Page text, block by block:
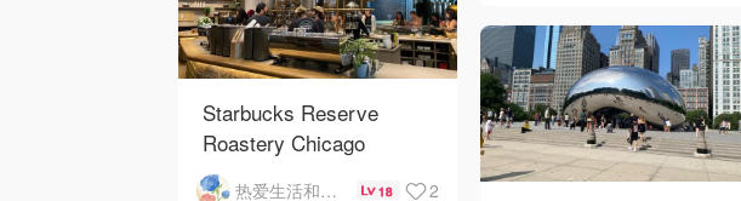
Starbucks Reserve
Roastery Chicago
热爱生活和自由的轻舞飞扬 18 2